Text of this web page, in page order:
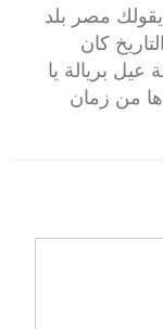
مصر بلد
كان
بريالة يا
من زمان